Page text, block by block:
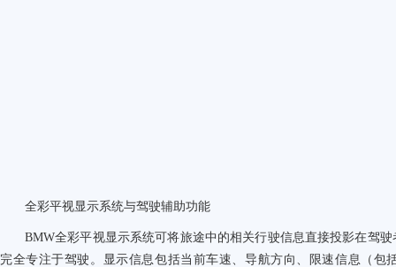
全彩平视显示系统与驾驶辅助功能
BMW全彩平视显示系统可将旅途中的相关行驶信息直接投影在驾
完全专注于驾驶。显示信息包括当前车速、导航方向、限速信息（包